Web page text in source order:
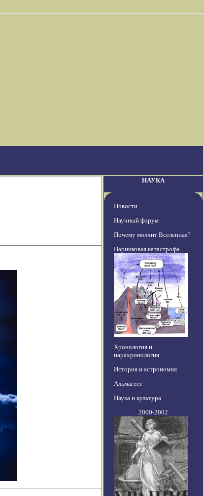
НАУКА
Новости
Научный форум
Почему молчит Вселенная?
Парниковая катастрофа
Хронология и
парахронология
История и астрономия
Альмагест
Наука и культура
2000-2002